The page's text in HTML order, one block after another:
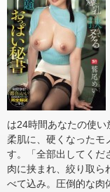
は24時間あなたの使
柔肌に、硬くなったモ
す。「全部出してくだ
肉に挟まれ、絞り取
べて込み。圧倒的な肉